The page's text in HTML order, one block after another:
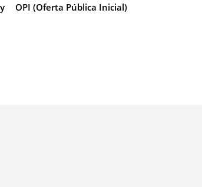
OPI (Oferta Pública Inicial)